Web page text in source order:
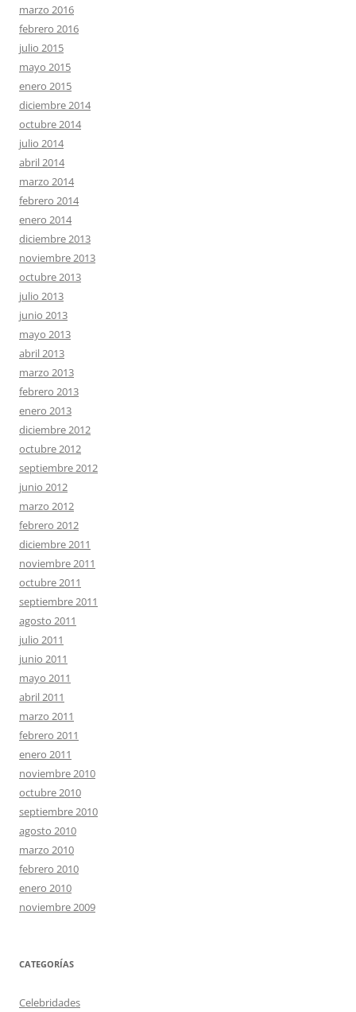
marzo 2016
febrero 2016
julio 2015
mayo 2015
enero 2015
diciembre 2014
octubre 2014
julio 2014
abril 2014
marzo 2014
febrero 2014
enero 2014
diciembre 2013
noviembre 2013
octubre 2013
julio 2013
junio 2013
mayo 2013
abril 2013
marzo 2013
febrero 2013
enero 2013
diciembre 2012
octubre 2012
septiembre 2012
junio 2012
marzo 2012
febrero 2012
diciembre 2011
noviembre 2011
octubre 2011
septiembre 2011
agosto 2011
julio 2011
junio 2011
mayo 2011
abril 2011
marzo 2011
febrero 2011
enero 2011
noviembre 2010
octubre 2010
septiembre 2010
agosto 2010
marzo 2010
febrero 2010
enero 2010
noviembre 2009
CATEGORÍAS
Celebridades